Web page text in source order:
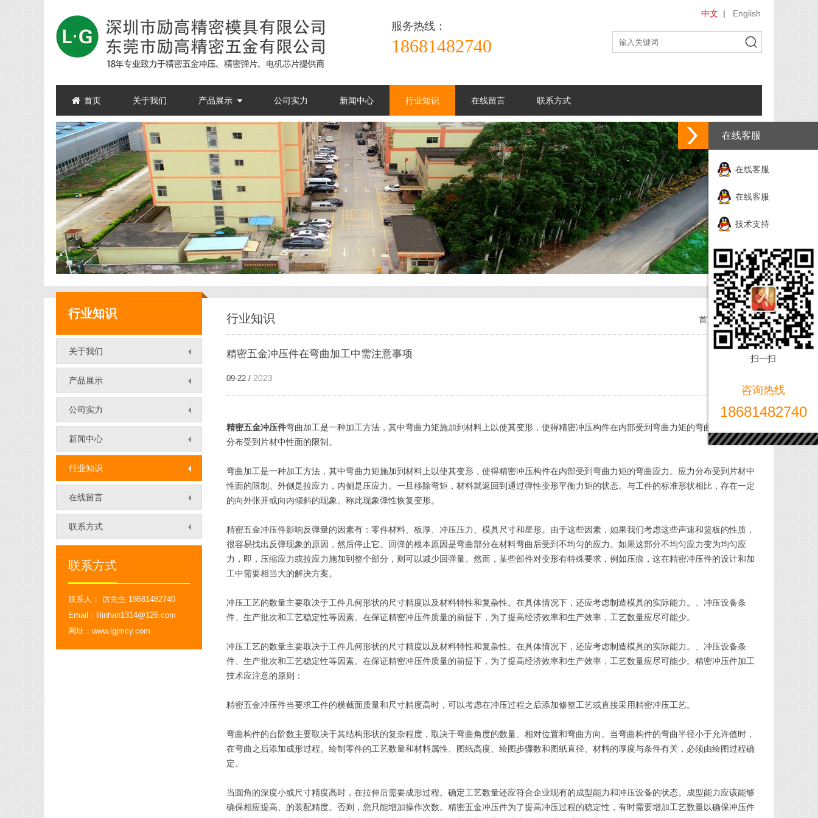
在线客服
在线客服
在线客服
技术支持
扫一扫
咨询热线
18681482740
服务热线：
18681482740
中文 | English
首页 关于我们 产品展示
精密五金
接触弹片
精密模具
精密拉伸
电机芯片
新能源五金件
端子五金件
汽车零件
公司实力 新闻中心 行业知识 在线留言 联系方式
行业知识
关于我们
产品展示
公司实力
新闻中心
行业知识
在线留言
联系方式
联系方式
联系人： 厉先生 18681482740
Email：lilinhan1314@126.com
网址：www.lgjmcy.com
行业知识 首页 行业知识
精密五金冲压件在弯曲加工中需注意事项
09-22 / 2023
精密五金冲压件弯曲加工是一种加工方法，其中弯曲力矩施加到材料上以使其变形，使得精密冲压构件在内部受到弯曲力矩的弯曲应力。应力
分布受到片材中性面的限制。
弯曲加工是一种加工方法，其中弯曲力矩施加到材料上以使其变形，使得精密冲压构件在内部受到弯曲力矩的弯曲应力。应力分布受到片材中
性面的限制。外侧是拉应力，内侧是压应力。一旦移除弯矩，材料就返回到通过弹性变形平衡力矩的状态。与工件的标准形状相比，存在一定
的向外张开或向内倾斜的现象。称此现象弹性恢复变形。
精密五金冲压件影响反弹量的因素有：零件材料、板厚、冲压压力、模具尺寸和星形。由于这些因素，如果我们考虑这些声速和篮板的性质，
很容易找出反弹现象的原因，然后停止它。回弹的根本原因是弯曲部分在材料弯曲后受到不均匀的应力。如果这部分不均匀应力变为均匀应
力，即，压缩应力或拉应力施加到整个部分，则可以减少回弹量。然而，某些部件对变形有特殊要求，例如压痕，这在精密冲压件的设计和加
工中需要相当大的解决方案。
冲压工艺的数量主要取决于工件几何形状的尺寸精度以及材料特性和复杂性。在具体情况下，还应考虑制造模具的实际能力。、冲压设备条
件、生产批次和工艺稳定性等因素。在保证精密冲压件质量的前提下，为了提高经济效率和生产效率，工艺数量应尽可能少。
冲压工艺的数量主要取决于工件几何形状的尺寸精度以及材料特性和复杂性。在具体情况下，还应考虑制造模具的实际能力。、冲压设备条
件、生产批次和工艺稳定性等因素。在保证精密冲压件质量的前提下，为了提高经济效率和生产效率，工艺数量应尽可能少。精密冲压件加工
技术应注意的原则：
精密五金冲压件当要求工件的横截面质量和尺寸精度高时，可以考虑在冲压过程之后添加修整工艺或直接采用精密冲压工艺。
弯曲构件的台阶数主要取决于其结构形状的复杂程度，取决于弯曲角度的数量、相对位置和弯曲方向。当弯曲构件的弯曲半径小于允许值时，
在弯曲之后添加成形过程。绘制零件的工艺数量和材料属性、图纸高度、绘图步骤数和图纸直径、材料的厚度与条件有关，必须由绘图过程确
定。
当圆角的深度小或尺寸精度高时，在拉伸后需要成形过程。确定工艺数量还应符合企业现有的成型能力和冲压设备的状态。成型能力应该能够
确保相应提高、的装配精度。否则，您只能增加操作次数。精密五金冲压件为了提高冲压过程的稳定性，有时需要增加工艺数量以确保冲压件